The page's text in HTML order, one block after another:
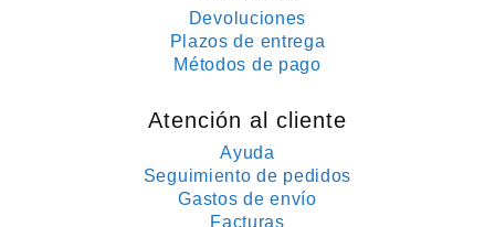
Devoluciones
Plazos de entrega
Métodos de pago
Atención al cliente
Ayuda
Seguimiento de pedidos
Gastos de envío
Facturas